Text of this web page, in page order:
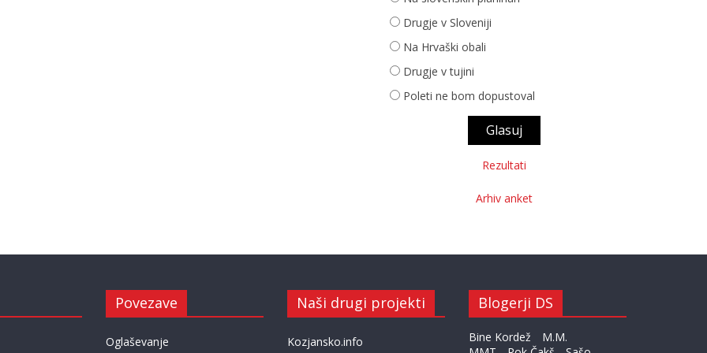
Drugje v Sloveniji
Na Hrvaški obali
Drugje v tujini
Poleti ne bom dopustoval
Rezultati
Arhiv anket
Povezave
Oglaševanje
Naši drugi projekti
Kozjansko.info
Blogerji DS
Bine Kordež
M.M.